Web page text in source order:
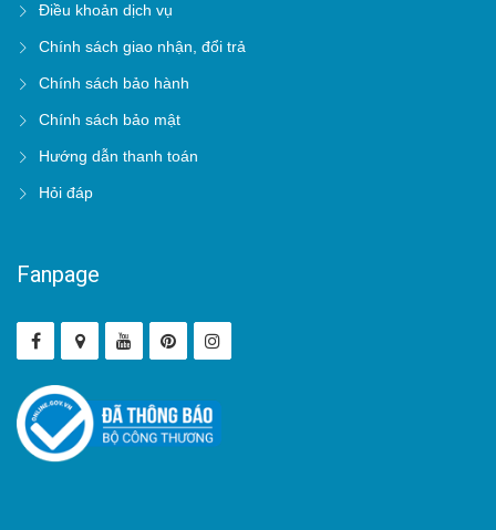
Điều khoản dịch vụ
Chính sách giao nhận, đổi trả
Chính sách bảo hành
Chính sách bảo mật
Hướng dẫn thanh toán
Hỏi đáp
Fanpage